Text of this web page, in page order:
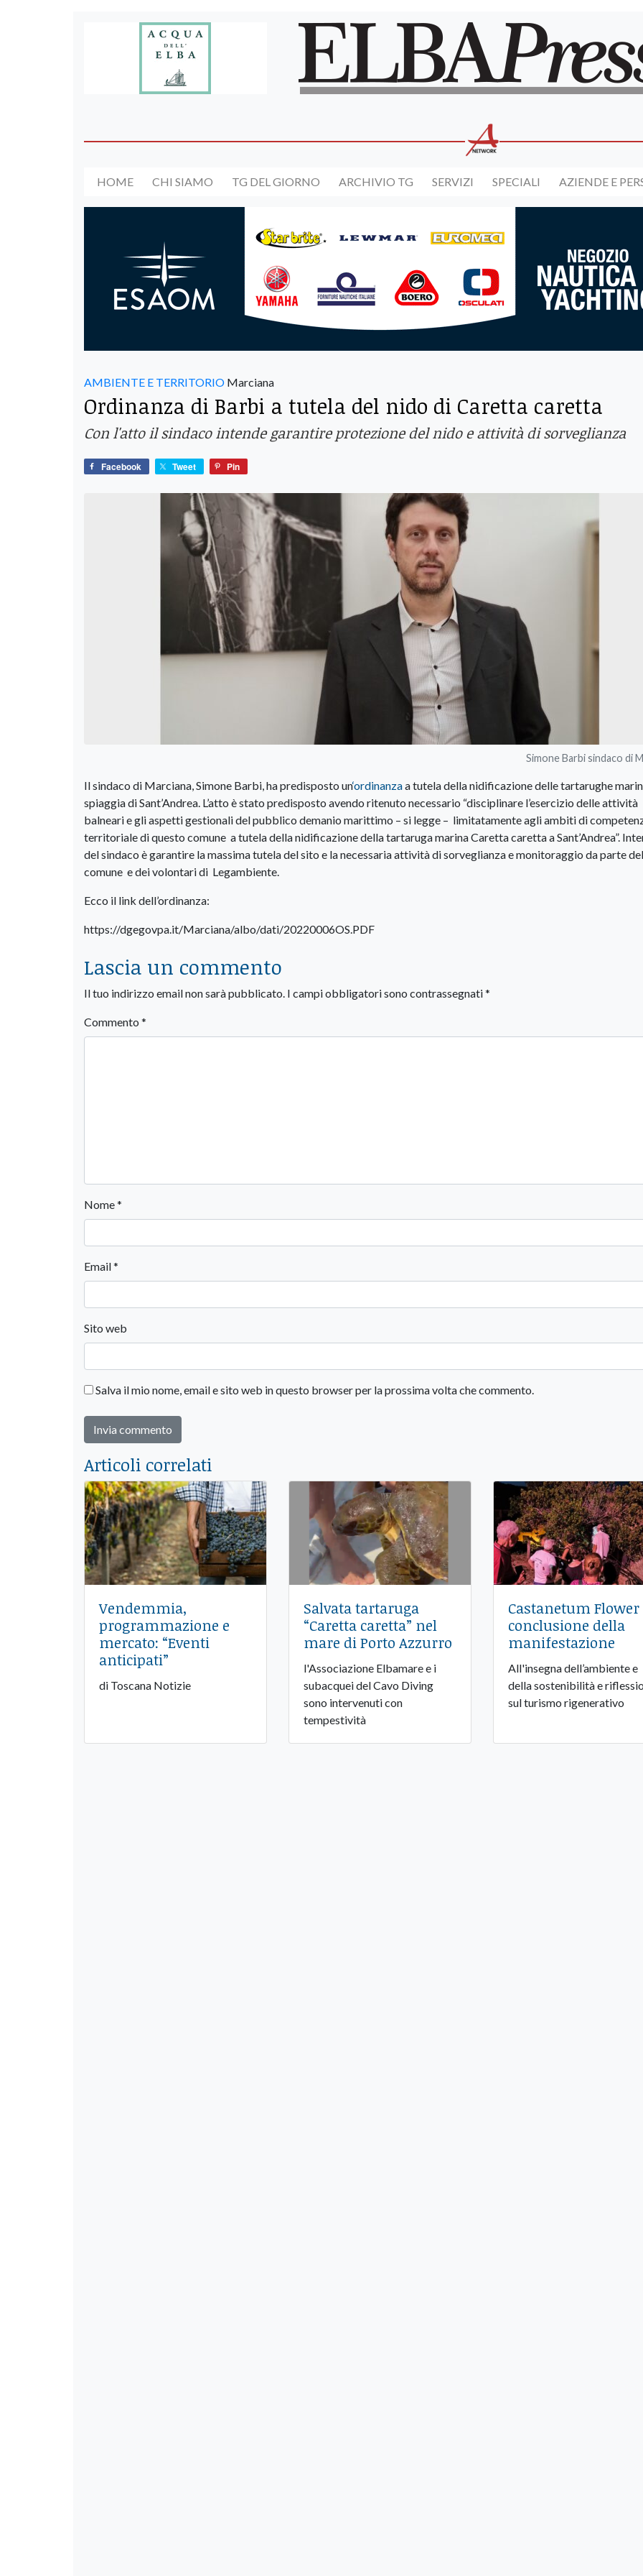
HOME CHI SIAMO TG DEL GIORNO ARCHIVIO TG SERVIZI SPECIALI AZIENDE E
AMBIENTE E TERRITORIO Marciana
Ordinanza di Barbi a tutela del nido di Caretta caretta
Con l'atto il sindaco intende garantire protezione del nido e attività di sorveglianza
Facebook Tweet Pin
Simone Barbi sindaco di
Il sindaco di Marciana, Simone Barbi, ha predisposto un‘ordinanzaa tutela della nidificazione delle tartarughe
spiaggia di Sant’Andrea. L’atto è stato predisposto avendo ritenuto necessario “disciplinare l’esercizio delle attività
balneari e gli aspetti gestionali del pubblico demanio marittimo – si legge – limitatamente agli ambiti di
territoriale di questo comune a tutela della nidificazione della tartaruga marina Caretta caretta a Sant’Andrea”.
del sindaco è garantire la massima tutela del sito e la necessaria attività di sorveglianza e monitoraggio da parte del
comune e dei volontari di Legambiente.
Ecco il link dell’ordinanza:
https://dgegovpa.it/Marciana/albo/dati/20220006OS.PDF
Lascia un commento
Il tuo indirizzo email non sarà pubblicato. I campi obbligatori sono contrassegnati*
Commento *
Nome*
Email*
Sito web
Salva il mio nome, email e sito web in questo browser per la prossima volta che commento.
Articoli correlati
Vendemmia,
programmazione e
mercato: “Eventi
anticipati”
di Toscana Notizie
Salvata tartaruga
“Caretta caretta” nel
mare di Porto Azzurro
l'Associazione Elbamare e i
subacquei del Cavo Diving
sono intervenuti con
tempestività
Castanetum Flower
conclusione della
manifestazione
All'insegna dell’ambiente e
della sostenibilità e
sul turismo rigenerativo